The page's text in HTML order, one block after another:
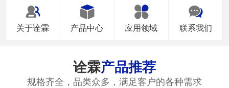
关于诠霖 产品中心 应用领域 联系我们
诠霖产品推荐
规格齐全，品类众多，满足客户的各种需求